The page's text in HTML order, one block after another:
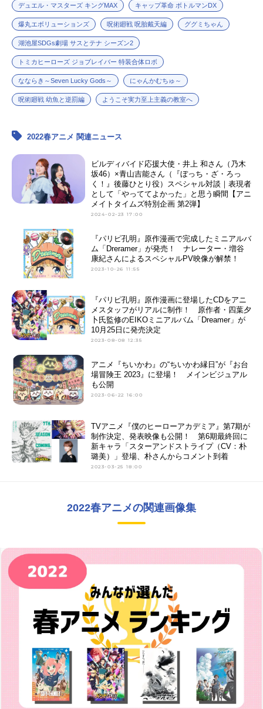
デュエル・マスターズ キングMAX キャップ革命 ボトルマンDX
爆丸エボリューションズ 呪術廻戦 呪胎戴天編 ググミちゃん
湖池屋SDGs劇場 サスとテナ シーズン2
トミカヒーローズ ジョブレイバー 特装合体ロボ
なならき～Seven Lucky Gods～ にゃんかむちゅ～
呪術廻戦 幼魚と逆罰編 ようこそ実力至上主義の教室へ
2022春アニメ 関連ニュース
ビルディバイド応援大使・井上 和さん（乃木
坂46）×青山吉能さん（『ぼっち・ざ・ろっ
く！』後藤ひとり役）スペシャル対談｜表現者
として「やっててよかった」と思う瞬間【アニ
メイトタイムズ特別企画 第2弾】
2024-02-23 17:00
『パリピ孔明』原作漫画で完成したミニアルバ
ム「Dreramer」が発売！ ナレーター・増谷
康紀さんによるスペシャルPV映像が解禁！
2023-10-26 11:55
『パリピ孔明』原作漫画に登場したCDをアニ
メスタッフがリアルに制作！ 原作者・四葉夕
卜氏監修のEIKOミニアルバム「Dreamer」が
10月25日に発売決定
2023-08-08 12:35
アニメ『ちいかわ』の“ちいかわ縁日”が『お台
場冒険王 2023』に登場！ メインビジュアル
も公開
2023-06-22 16:00
TVアニメ『僕のヒーローアカデミア』第7期が
制作決定、発表映像も公開！ 第6期最終回に
新キャラ「スターアンドストライプ（CV：朴
璐美）」登場、朴さんからコメント到着
2023-03-25 18:00
2022春アニメの関連画像集